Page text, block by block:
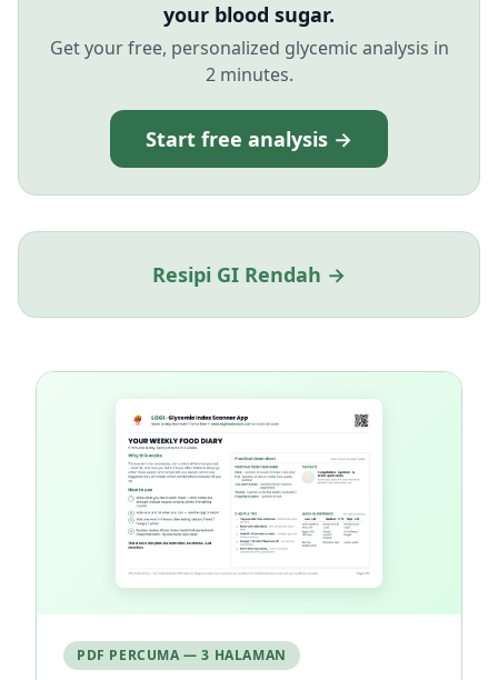
your blood sugar.
Get your free, personalized glycemic analysis in
2 minutes.
Start free analysis →
Resipi GI Rendah →
PDF PERCUMA — 3 HALAMAN